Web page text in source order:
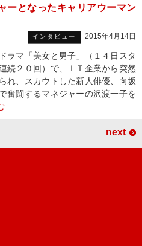
ーとなったキャリアウーマン
インタビュー 2015年4月14日
ラマ「美女と男子」（１４日スタ
続２０回）で、ＩＴ企業から突然
れ、スカウトした新人俳優、向坂
奮闘するマネジャーの沢渡一子を
next